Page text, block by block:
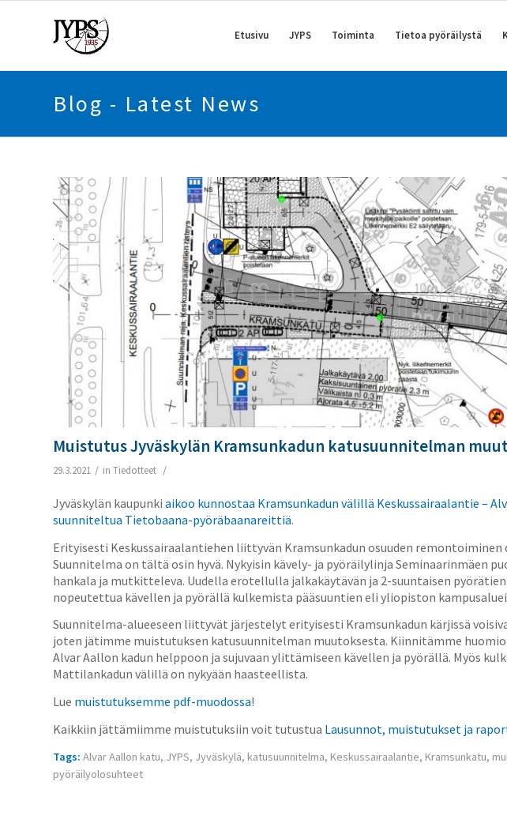
Etusivu JYPS Toiminta Tietoa pyöräilystä
Blog - Latest News
Muistutus Jyväskylän Kramsunkadun katusuunnitelman
29.3.2021 / in Tiedotteet /
Jyväskylän kaupunki aikoo kunnostaa Kramsunkadun välillä Keskussairaalantie –
suunniteltua Tietobaana-pyöräbaanareittiä.
Erityisesti Keskussairaalantiehen liittyvän Kramsunkadun osuuden
Suunnitelma on tältä osin hyvä. Nykyisin kävely- ja pyöräilylinja Seminaarinmäen
hankala ja mutkitteleva. Uudella erotellulla jalkakäytävän ja 2-suuntaisen
nopeutettua kävellen ja pyörällä kulkemista pääsuuntien eli yliopiston
Suunnitelma-alueeseen liittyvät järjestelyt erityisesti Kramsunkadun kärjissä
joten jätimme muistutuksen katusuunnitelman muutoksesta. Kiinnitämme
Alvar Aallon kadun helppoon ja sujuvaan ylittämiseen kävellen ja pyörällä. Myös
Mattilankadun välillä on nykyään haasteellista.
Lue muistutuksemme pdf-muodossa!
Kaikkiin jättämiimme muistutuksiin voit tutustua Lausunnot, muistutukset ja
Tags: Alvar Aallon katu, JYPS, Jyväskylä, katusuunnitelma, Keskussairaalantie, Kramsunkatu,
pyöräilyolosuhteet